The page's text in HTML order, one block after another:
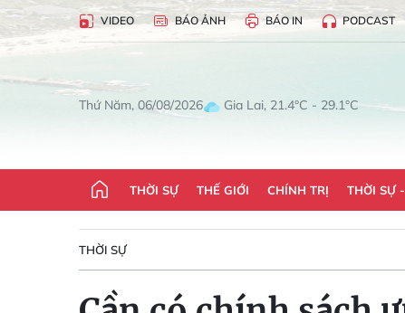
VIDEO BÁO ẢNH BÁO IN PODCAST
Thứ Năm, 06/08/2026 Gia Lai, 21.4°C - 29.1°C
THỜI SỰ THẾ GIỚI CHÍNH TRỊ THỜI SỰ
THỜI SỰ